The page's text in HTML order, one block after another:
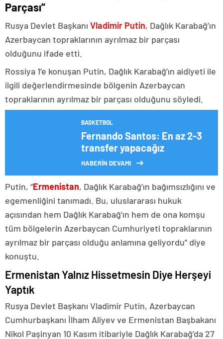
Parçası”
Rusya Devlet Başkanı Vladimir Putin, Dağlık Karabağ’ın
Azerbaycan topraklarının ayrılmaz bir parçası
olduğunu ifade etti.
Rossiya 1’e konuşan Putin, Dağlık Karabağ’ın aidiyeti ile
ilgili değerlendirmesinde bölgenin Azerbaycan
topraklarının ayrılmaz bir parçası olduğunu söyledi.
BASKETBOL
Fernando Santos: En az 2-3
transfer yapacağız
HABERİN DEVAMI
Putin, “Ermenistan, Dağlık Karabağ’ın bağımsızlığını ve
egemenliğini tanımadı. Bu, uluslararası hukuk
açısından hem Dağlık Karabağ’ın hem de ona komşu
tüm bölgelerin Azerbaycan Cumhuriyeti topraklarının
ayrılmaz bir parçası olduğu anlamına geliyordu” diye
konuştu.
Ermenistan Yalnız Hissetmesin Diye Herşeyi
Yaptık
Rusya Devlet Başkanı Vladimir Putin, Azerbaycan
Cumhurbaşkanı İlham Aliyev ve Ermenistan Başbakanı
Nikol Paşinyan 10 Kasım itibariyle Dağlık Karabağ’da 27